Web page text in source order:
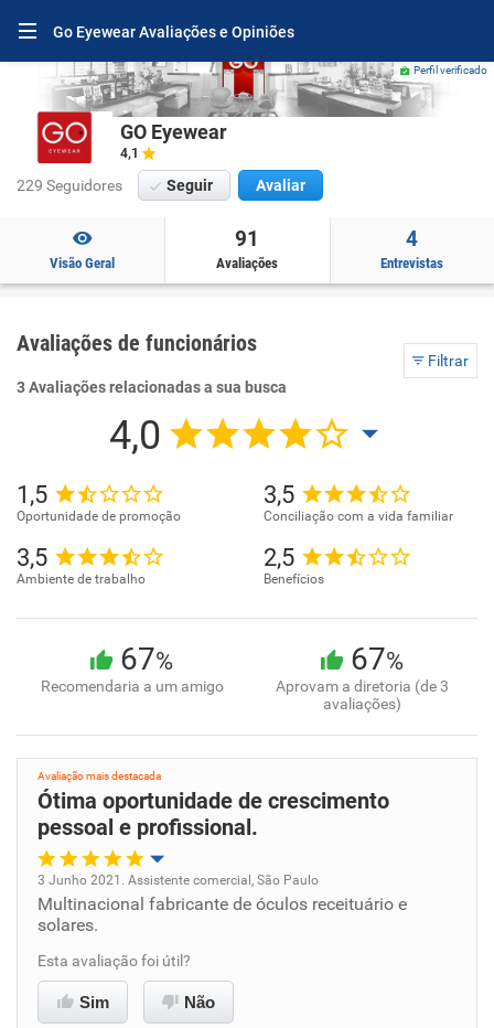
Go Eyewear Avaliações e Opiniões
Perfil verificado
GO Eyewear
4,1
229 Seguidores Seguir Avaliar
Visão Geral
91
Avaliações
4
Entrevistas
Avaliações de funcionários
Filtrar
3 Avaliações relacionadas a sua busca
4,0
1,5
Oportunidade de promoção
3,5
Conciliação com a vida familiar
3,5
Ambiente de trabalho
2,5
Benefícios
67%
Recomendaria a um amigo
67%
Aprovam a diretoria (de 3
avaliações)
Avaliação mais destacada
Ótima oportunidade de crescimento
pessoal e profissional.
Oportunidade de promoção
Ambiente de trabalho
Conciliação com a vida familiar
3 Junho 2021. Assistente comercial, São Paulo
Multinacional fabricante de óculos receituário e
solares.
Esta avaliação foi útil?
Sim Não